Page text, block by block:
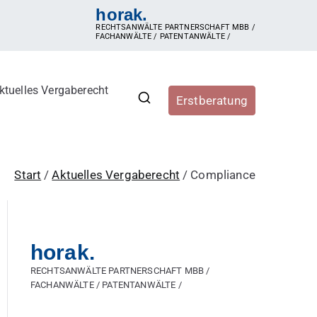
horak.
RECHTSANWÄLTE PARTNERSCHAFT MBB /
FACHANWÄLTE / PATENTANWÄLTE /
Vergabestellen sowie
e-Vergabe, öffentliche Ausschreibung,
Zuschlag, vorzeitige Beendigung der Vergabe,
Vergaberecht
Erstberatung
Start Aktuelles Vergaberecht Compliance
horak.
RECHTSANWÄLTE PARTNERSCHAFT MBB /
FACHANWÄLTE / PATENTANWÄLTE /